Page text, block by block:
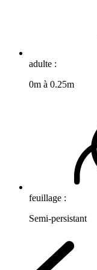
adulte :
0m à 0.25m
feuillage :
Semi-persistant